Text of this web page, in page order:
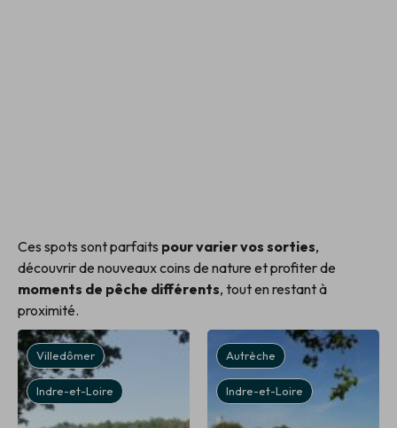
Ces spots sont parfaits pour varier vos sorties,
découvrir de nouveaux coins de nature et profiter de
moments de pêche différents, tout en restant à
proximité.
Villedômer
Indre-et-Loire
Autrèche
Indre-et-Loire